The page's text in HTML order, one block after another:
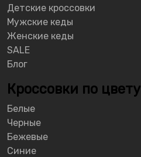
Детские кроссовки
Мужские кеды
Женские кеды
SALE
Блог
Кроссовки по цвету
Белые
Черные
Бежевые
Синие